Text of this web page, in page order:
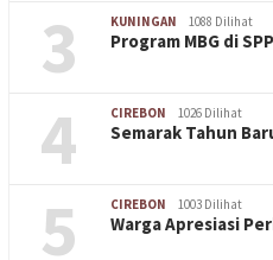
3 KUNINGAN 1088 Dilihat
Program MBG di
4 CIREBON 1026 Dilihat
Semarak Tahun
5 CIREBON 1003 Dilihat
Warga Apresiasi